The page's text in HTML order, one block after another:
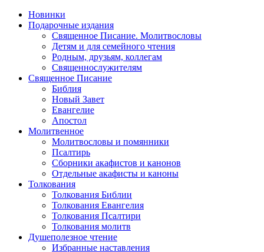
Новинки
Подарочные издания
Священное Писание. Молитвословы
Детям и для семейного чтения
Родным, друзьям, коллегам
Священнослужителям
Священное Писание
Библия
Новый Завет
Евангелие
Апостол
Молитвенное
Молитвословы и помянники
Псалтирь
Сборники акафистов и канонов
Отдельные акафисты и каноны
Толкования
Толкования Библии
Толкования Евангелия
Толкования Псалтири
Толкования молитв
Душеполезное чтение
Избранные наставления